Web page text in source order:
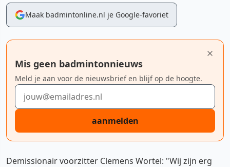
Maak badmintonline.nl je Google-favoriet
Mis geen badmintonnieuws
Meld je aan voor de nieuwsbrief en blijf op de hoogte.
E-mailadres
aanmelden
Demissionair voorzitter Clemens Wortel: "Wij zijn erg